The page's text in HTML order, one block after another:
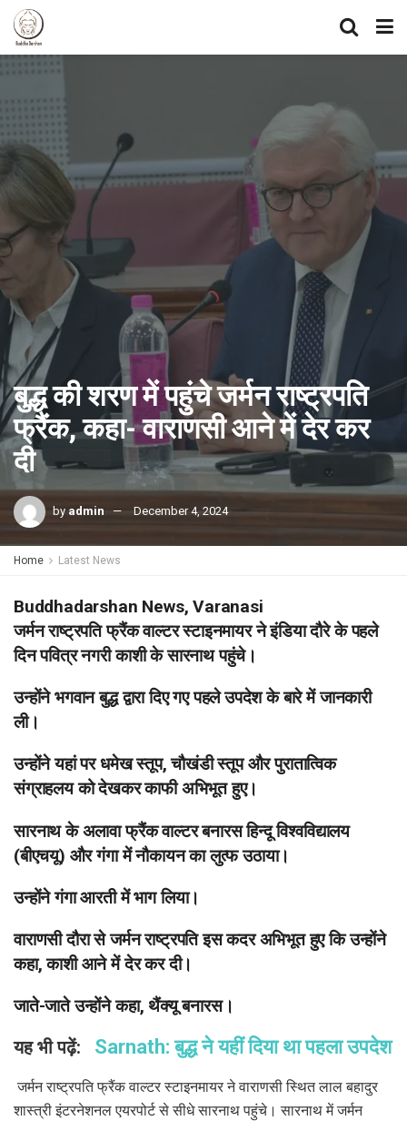
बुद्ध की शरण में पहुंचे जर्मन राष्ट्रपति
फ्रैंक, कहा- वाराणसी आने में देर कर
दी
by admin December 4, 2024
Home Latest News
Buddhadarshan News, Varanasi
जर्मन राष्ट्रपति फ्रैंक वाल्टर स्टाइनमायर ने इंडिया दौरे के पहले
दिन पवित्र नगरी काशी के सारनाथ पहुंचे।
उन्होंने भगवान बुद्ध द्वारा दिए गए पहले उपदेश के बारे में जानकारी
ली।
उन्होंने यहां पर धमेख स्तूप, चौखंडी स्तूप और पुरातात्विक
संग्राहलय को देखकर काफी अभिभूत हुए।
सारनाथ के अलावा फ्रैंक वाल्टर बनारस हिन्दू विश्वविद्यालय
(बीएचयू) और गंगा में नौकायन का लुत्फ उठाया।
उन्होंने गंगा आरती में भाग लिया।
वाराणसी दौरा से जर्मन राष्ट्रपति इस कदर अभिभूत हुए कि उन्होंने
कहा, काशी आने में देर कर दी।
जाते-जाते उन्होंने कहा, थैंक्यू बनारस।
यह भी पढ़ें: Sarnath: बुद्ध ने यहीं दिया था पहला उपदेश
जर्मन राष्ट्रपति फ्रैंक वाल्टर स्टाइनमायर ने वाराणसी स्थित लाल बहादुर
शास्त्री इंटरनेशनल एयरपोर्ट से सीधे सारनाथ पहुंचे। सारनाथ में जर्मन